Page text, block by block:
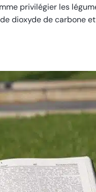
privilégier les
dioxyde de carbone et